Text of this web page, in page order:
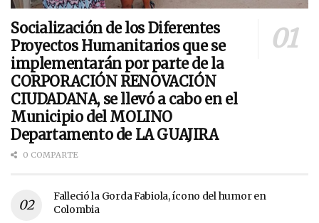
Socialización de los Diferentes
Proyectos Humanitarios que se
implementarán por parte de la
CORPORACIÓN RENOVACIÓN
CIUDADANA, se llevó a cabo en el
Municipio del MOLINO
Departamento de LA GUAJIRA
0 COMPARTE
Falleció la Gorda Fabiola, ícono del humor en
Colombia